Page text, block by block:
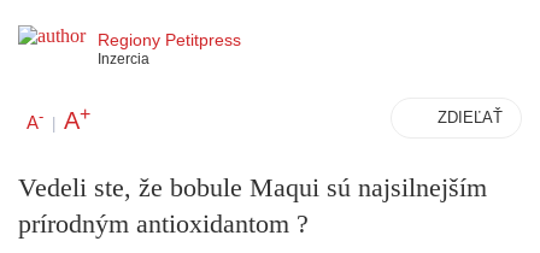
Regiony Petitpress
Inzercia
A- | A+ ZDIEĽAŤ
Vedeli ste, že bobule Maqui sú najsilnejším
prírodným antioxidantom ?